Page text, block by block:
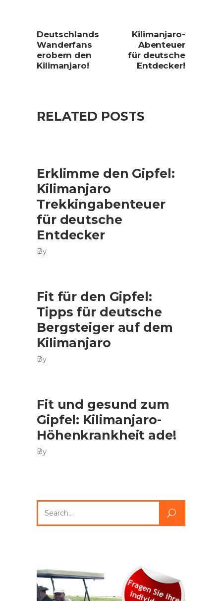
Deutschlands
Wanderfans
erobern den
Kilimanjaro!
Kilimanjaro-
Abenteuer
für deutsche
Entdecker!
RELATED POSTS
Erklimme den Gipfel:
Kilimanjaro
Trekkingabenteuer
für deutsche
Entdecker
By
Fit für den Gipfel:
Tipps für deutsche
Bergsteiger auf dem
Kilimanjaro
By
Fit und gesund zum
Gipfel: Kilimanjaro-
Höhenkrankheit ade!
By
for: